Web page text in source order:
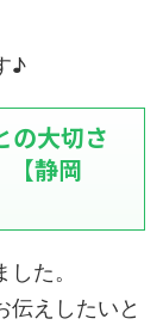
♪
の大切さ
【静岡
た。
伝えしたいと